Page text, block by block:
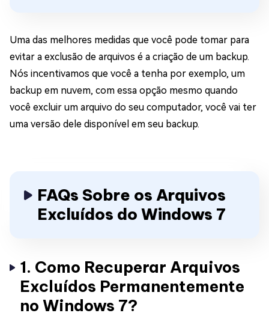
Uma das melhores medidas que você pode tomar para
evitar a exclusão de arquivos é a criação de um backup.
Nós incentivamos que você a tenha por exemplo, um
backup em nuvem, com essa opção mesmo quando
você excluir um arquivo do seu computador, você vai ter
uma versão dele disponível em seu backup.
FAQs Sobre os Arquivos
Excluídos do Windows 7
1. Como Recuperar Arquivos
Excluídos Permanentemente
no Windows 7?